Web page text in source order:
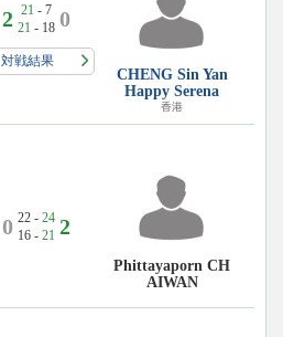
2 21 - 7
21 - 18 0
対戦結果
CHENG Sin Yan
Happy Serena
香港
0 22 - 24
16 - 21 2
Phittayaporn CH
AIWAN